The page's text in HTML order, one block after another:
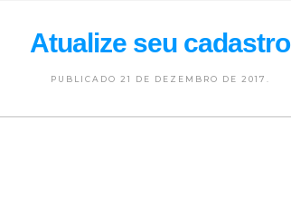
Atualize seu cadastro
PUBLICADO 21 DE DEZEMBRO DE 2017.